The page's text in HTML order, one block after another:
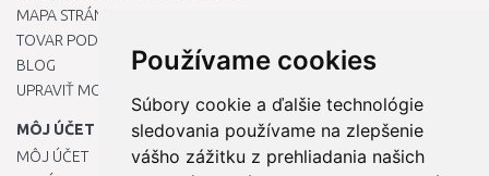
Používame cookies
Súbory cookie a ďalšie technológie
sledovania používame na zlepšenie
vášho zážitku z prehliadania našich
MAPA STRÁNOK
TOVAR PODĽA ZNAČIEK
BLOG
UPRAVIŤ MOJE PREDVOĽBY COOKIES
MÔJ ÚČET
MÔJ ÚČET